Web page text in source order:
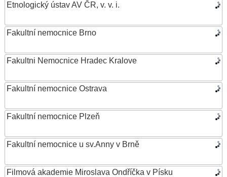
Etnologický ústav AV ČR, v. v. i.
Fakultní nemocnice Brno
Fakultni Nemocnice Hradec Kralove
Fakultní nemocnice Ostrava
Fakultní nemocnice Plzeň
Fakultní nemocnice u sv.Anny v Brně
Filmová akademie Miroslava Ondříčka v Písku